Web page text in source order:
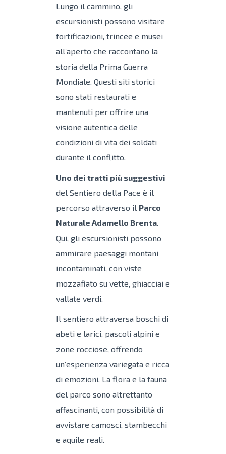
Lungo il cammino, gli
escursionisti possono visitare
fortificazioni, trincee e musei
all’aperto che raccontano la
storia della Prima Guerra
Mondiale. Questi siti storici
sono stati restaurati e
mantenuti per offrire una
visione autentica delle
condizioni di vita dei soldati
durante il conflitto.
Uno dei tratti più suggestivi
del Sentiero della Pace è il
percorso attraverso il Parco
Naturale Adamello Brenta.
Qui, gli escursionisti possono
ammirare paesaggi montani
incontaminati, con viste
mozzafiato su vette, ghiacciai e
vallate verdi.
Il sentiero attraversa boschi di
abeti e larici, pascoli alpini e
zone rocciose, offrendo
un’esperienza variegata e ricca
di emozioni. La flora e la fauna
del parco sono altrettanto
affascinanti, con possibilità di
avvistare camosci, stambecchi
e aquile reali.